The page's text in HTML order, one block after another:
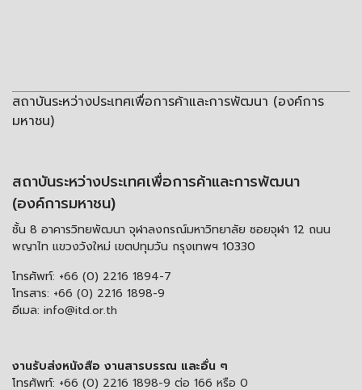
สถาบันระหว่างประเทศเพื่อการค้าและการพัฒนา (องค์การ
มหาชน)
สถาบันระหว่างประเทศเพื่อการค้าและการพัฒนา
(องค์การมหาชน)
ชั้น 8 อาคารวิทยพัฒนา จุฬาลงกรณ์มหาวิทยาลัย ซอยจุฬา 12 ถนน
พญาไท แขวงวังใหม่ เขตปทุมวัน กรุงเทพฯ 10330
โทรศัพท์: +66 (0) 2216 1894-7
โทรสาร: +66 (0) 2216 1898-9
อีเมล: info@itd.or.th
งานรับส่งหนังสือ งานสารบรรณ และอื่น ๆ
โทรศัพท์: +66 (0) 2216 1898-9 ต่อ 166 หรือ 0